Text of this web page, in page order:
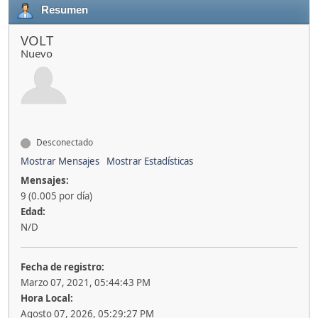
Resumen
VOLT
Nuevo
Desconectado
Mostrar Mensajes
Mostrar Estadísticas
Mensajes:
9 (0.005 por día)
Edad:
N/D
Fecha de registro:
Marzo 07, 2021, 05:44:43 PM
Hora Local:
Agosto 07, 2026, 05:29:27 PM